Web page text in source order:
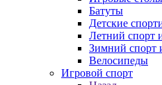
Батуты
Детские
Летний спорт
Зимний спорт
Велосипеды
Игровой спорт